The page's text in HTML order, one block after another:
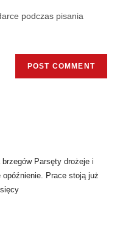
podczas pisania
brzegów Parsęty drożeje i
opóźnienie. Prace stoją już